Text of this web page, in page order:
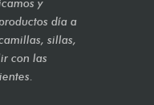
y
día a
sillas,
con las